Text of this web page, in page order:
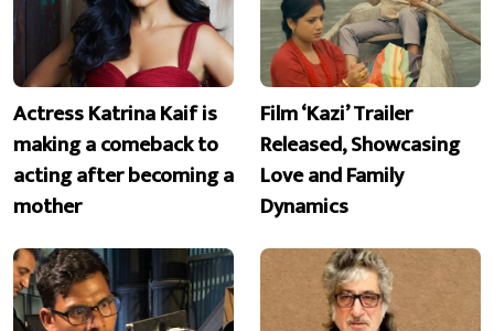
Actress Katrina Kaif is
making a comeback to
acting after becoming a
mother
Film ‘Kazi’ Trailer
Released, Showcasing
Love and Family
Dynamics